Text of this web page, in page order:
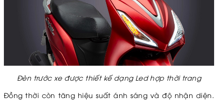
Đèn trước xe được thiết kế dạng Led hợp thời trang
Đồng thời còn tăng hiệu suất ánh sáng và độ nhận diện.